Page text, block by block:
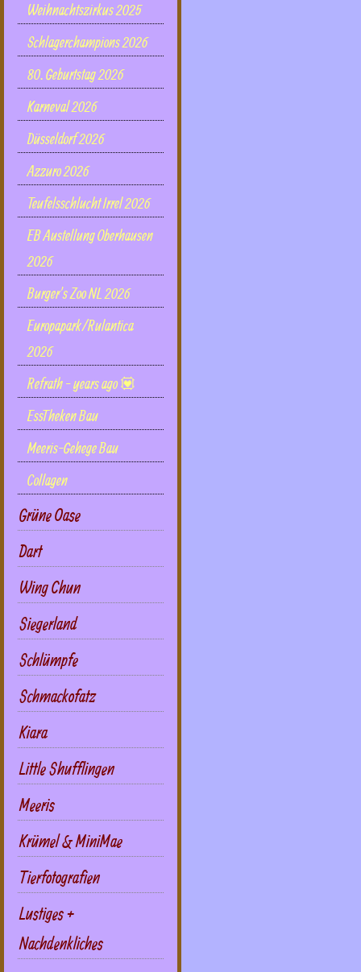
Weihnachtszirkus 2025
Schlagerchampions 2026
80. Geburtstag 2026
Karneval 2026
Düsseldorf 2026
Azzuro 2026
Teufelsschlucht Irrel 2026
EB Austellung Oberhausen
2026
Burger's Zoo NL 2026
Europapark/Rulantica
2026
Refrath - years ago 💟
EssTheken Bau
Meeris-Gehege Bau
Collagen
Grüne Oase
Dart
Wing Chun
Siegerland
Schlümpfe
Schmackofatz
Kiara
Little Shufflingen
Meeris
Krümel & MiniMae
Tierfotografien
Lustiges +
Nachdenkliches